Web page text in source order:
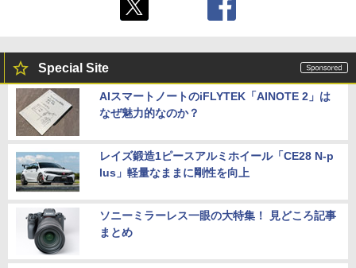
Special Site
AIスマートノートのiFLYTEK「AINOTE 2」は
なぜ魅力的なのか？
レイズ鍛造1ピースアルミホイール「CE28 N-p
lus」軽量なままに剛性を向上
ソニーミラーレス一眼の大特集！ 見どころ記事
まとめ